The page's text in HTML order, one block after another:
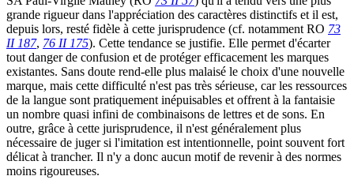
grande rigueur dans l'appréciation des caractères distinctifs et il est,
depuis lors, resté fidèle à cette jurisprudence (cf. notamment RO 73
II 187, 76 II 175). Cette tendance se justifie. Elle permet d'écarter
tout danger de confusion et de protéger efficacement les marques
existantes. Sans doute rend-elle plus malaisé le choix d'une nouvelle
marque, mais cette difficulté n'est pas très sérieuse, car les ressources
de la langue sont pratiquement inépuisables et offrent à la fantaisie
un nombre quasi infini de combinaisons de lettres et de sons. En
outre, grâce à cette jurisprudence, il n'est généralement plus
nécessaire de juger si l'imitation est intentionnelle, point souvent fort
délicat à trancher. Il n'y a donc aucun motif de revenir à des normes
moins rigoureuses.